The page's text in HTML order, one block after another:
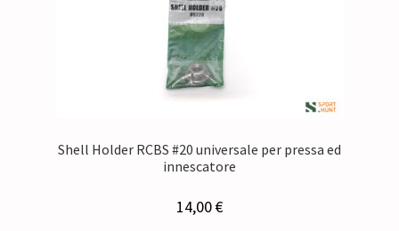
Shell Holder RCBS #20 universale per pressa ed
innescatore
14,00€